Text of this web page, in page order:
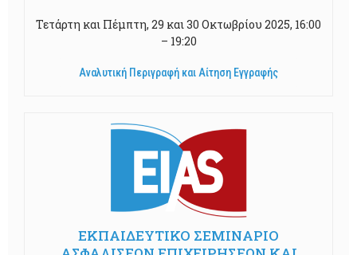
Τετάρτη και Πέμπτη, 29 και 30 Οκτωβρίου 2025, 16:00
– 19:20
Αναλυτική Περιγραφή και Αίτηση Εγγραφής
EKΠΑΙΔΕΥΤΙΚΟ ΣΕΜΙΝΑΡΙΟ